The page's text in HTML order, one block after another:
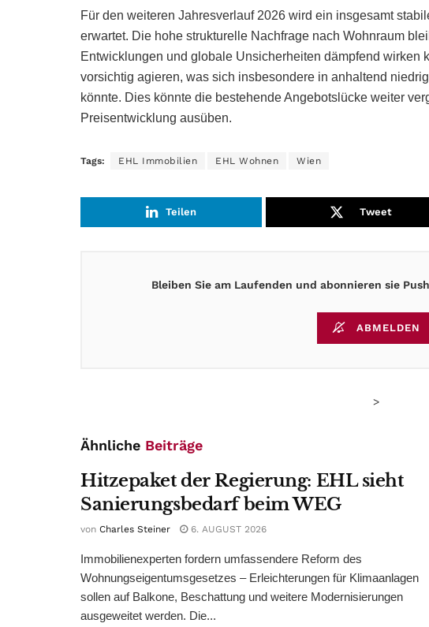
Für den weiteren Jahresverlauf 2026 wird ein insgesamt
erwartet. Die hohe strukturelle Nachfrage nach Wohnraum
Entwicklungen und globale Unsicherheiten dämpfend wirken
vorsichtig agieren, was sich insbesondere in anhaltend
könnte. Dies könnte die bestehende Angebotslücke weiter
Preisentwicklung ausüben.
Tags: EHL Immobilien EHL Wohnen Wien
Teilen Tweet
Bleiben Sie am Laufenden und abonnieren sie
ABMELDEN
>
Ähnliche Beiträge
Hitzepaket der Regierung: EHL sieht
Sanierungsbedarf beim WEG
von Charles Steiner 6. AUGUST 2026
Immobilienexperten fordern umfassendere Reform des
Wohnungseigentumsgesetzes – Erleichterungen für Klimaanlagen
sollen auf Balkone, Beschattung und weitere Modernisierungen
ausgeweitet werden. Die...